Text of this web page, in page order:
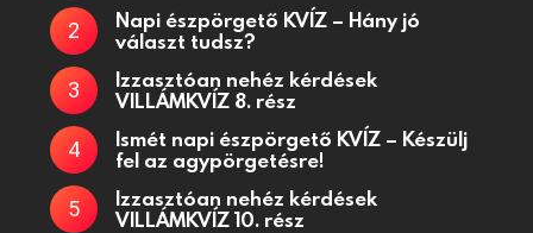
Napi észpörgető KVÍZ – Hány jó
választ tudsz?
Izzasztóan nehéz kérdések
VILLÁMKVÍZ 8. rész
Ismét napi észpörgető KVÍZ – Készülj
fel az agypörgetésre!
Izzasztóan nehéz kérdések
VILLÁMKVÍZ 10. rész